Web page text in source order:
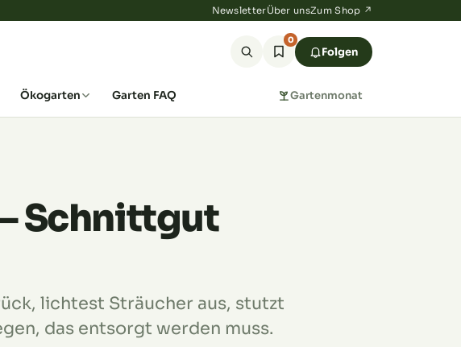
NewsletterÜber unsZum Shop ↗
0
Folgen
Ökogarten Garten FAQ Gartenmonat
Schnittgut
lichtest Sträucher aus, stutzt
das entsorgt werden muss.